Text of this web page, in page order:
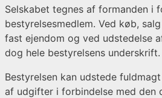
Selskabet tegnes af formanden i
bestyrelsesmedlem. Ved køb,
fast ejendom og ved udstedelse
dog hele bestyrelsens underskrift.
Bestyrelsen kan udstede
af udgifter i forbindelse med den